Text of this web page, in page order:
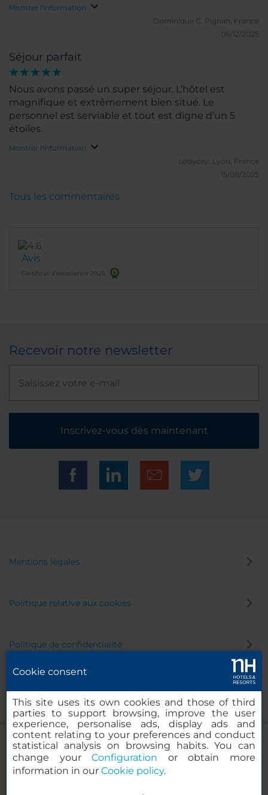
NH Collection Salamanca Palacio de
recommanderons.
Montrer l'information
Dominique C.
Pignan, France
06/12/2025
Séjour parfait
Nous avons passé un super séjour. L’hôtel est
magnifique et extrêmement bien situé. Le
personnel est serviable et tout est digne d’un 5
étoiles.
Montrer l'information
Lodycey. Lyon, France
15/08/2025
Avis
Certificat d’excellence 2025
Tous les commentaires
Recevoir notre newsletter
Inscrivez-vous dès maintenant
Mentions légales
Politique relative aux cookies
Politique de confidentialité
Cookie consent
This site uses its own cookies and those of third
parties to support browsing, improve the user
experience, personalise ads, display ads and
content relating to your preferences and conduct
statistical analysis on browsing habits. You can
change yourConfiguration or obtain more
information in our Cookie policy.